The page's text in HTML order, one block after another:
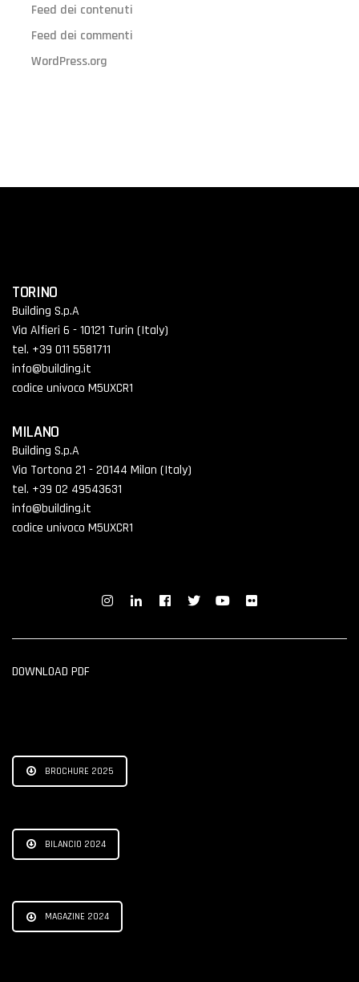
Feed dei contenuti
Feed dei commenti
WordPress.org
TORINO
Building S.p.A
Via Alfieri 6 - 10121 Turin (Italy)
tel. +39 011 5581711
info@building.it
codice univoco M5UXCR1
MILANO
Building S.p.A
Via Tortona 21 - 20144 Milan (Italy)
tel. +39 02 49543631
info@building.it
codice univoco M5UXCR1
DOWNLOAD PDF
BROCHURE 2025
BILANCIO 2024
MAGAZINE 2024